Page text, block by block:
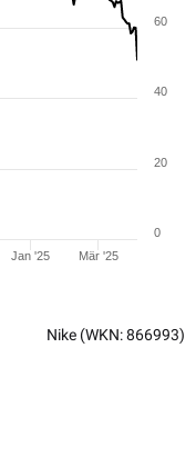
Jan '25 Mär '25
0
20
40
60
Nike (WKN: 866993)